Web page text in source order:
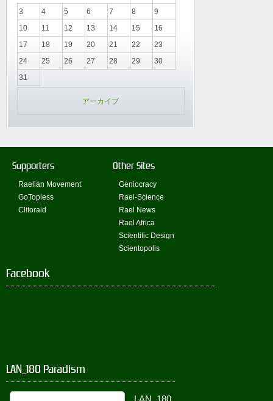
3
4 5 6 7 8
9
10
11 12 13 14 15
16
17
18 19 20 21 22
23
24
25 26 27 28 29
30
31
アーカイブ
Supporters
Raelian Movement
GoTopless
Clitoraid
Other Sites
Geniocracy
Rael-Science
Rael News
Rael Africa
Scientific Design
Scientopolis
Facebook
LAN_180 Paradism